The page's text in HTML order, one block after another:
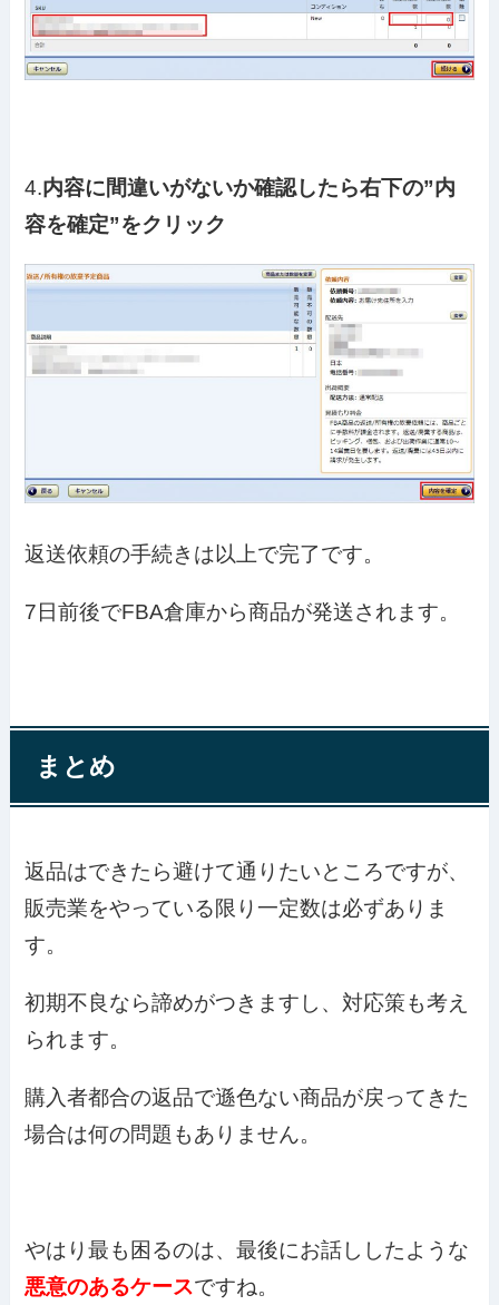
4.内容に間違いがないか確認したら右下の”内
容を確定”をクリック
返送依頼の手続きは以上で完了です。
7日前後でFBA倉庫から商品が発送されます。
まとめ
返品はできたら避けて通りたいところですが、
販売業をやっている限り一定数は必ずありま
す。
初期不良なら諦めがつきますし、対応策も考え
られます。
購入者都合の返品で遜色ない商品が戻ってきた
場合は何の問題もありません。
やはり最も困るのは、最後にお話ししたような
悪意のあるケースですね。